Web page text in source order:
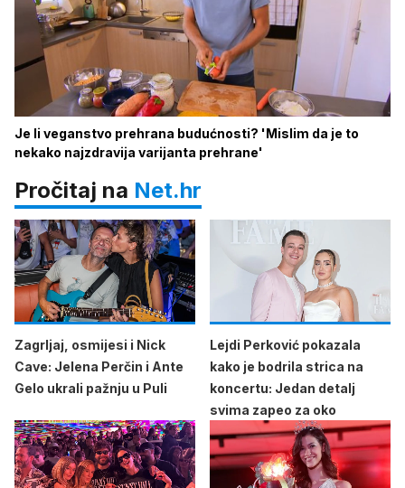
Je li veganstvo prehrana budućnosti? 'Mislim da je to
nekako najzdravija varijanta prehrane'
Pročitaj na Net.hr
Zagrljaj, osmijesi i Nick
Cave: Jelena Perčin i Ante
Gelo ukrali pažnju u Puli
Lejdi Perković pokazala
kako je bodrila strica na
koncertu: Jedan detalj
svima zapeo za oko